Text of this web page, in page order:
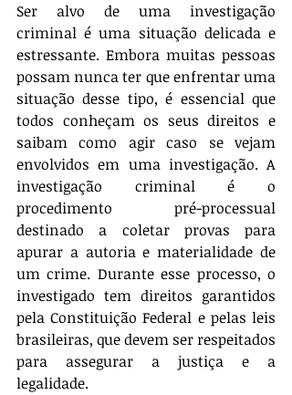
Ser alvo de uma investigação
criminal é uma situação delicada e
estressante. Embora muitas pessoas
possam nunca ter que enfrentar uma
situação desse tipo, é essencial que
todos conheçam os seus direitos e
saibam como agir caso se vejam
envolvidos em uma investigação. A
investigação criminal é o
procedimento pré-processual
destinado a coletar provas para
apurar a autoria e materialidade de
um crime. Durante esse processo, o
investigado tem direitos garantidos
pela Constituição Federal e pelas leis
brasileiras, que devem ser respeitados
para assegurar a justiça e a
legalidade.